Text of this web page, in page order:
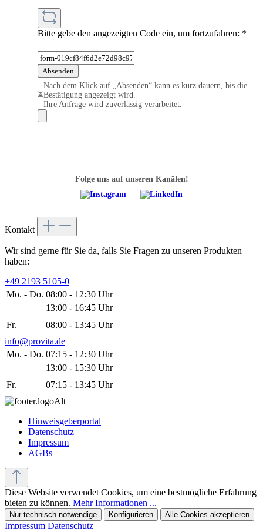
Bitte gebe den angezeigten Code ein, um fortzufahren: *
Absenden
⏳
Nach dem Klick auf „Absenden“ kann es kurz dauern, bis die
Bestätigung angezeigt wird.
Ihre Anfrage wird zuverlässig verarbeitet.
Folge uns auf unseren Kanälen!
Kontakt
Wir sind gerne für Sie da, falls Sie Fragen zu unseren Produkten
haben:
+49 2193 5105-0
Mo. - Do. 08:00 - 12:30 Uhr
13:00 - 16:45 Uhr
Fr.
08:00 - 13:45 Uhr
info@provita.de
Mo. - Do. 07:15 - 12:30 Uhr
13:00 - 15:30 Uhr
Fr.
07:15 - 13:45 Uhr
Hinweisgeberportal
Datenschutz
Impressum
AGBs
Diese Website verwendet Cookies, um eine bestmögliche Erfahrung
bieten zu können. Mehr Informationen ...
Nur technisch notwendige Konfigurieren Alle Cookies akzeptieren
Impressum Datenschutz